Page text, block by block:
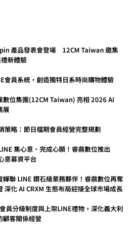
產品發表會登場 12CM Taiwan 邀集
新體驗
會員系統，創造獨特日系時尚購物體驗
數位集團(12CM Taiwan) 亮相 2026 AI
展
策略：節日檔期會員經營完整規劃
集心意、完成心願！睿鼎數位推出
意募資平台
蟬聯 LINE 鑽石級業務夥伴！睿鼎數位再奪
深化 AI CRXM 生態布局迎接全球市場成長
員分級制度與上架LINE禮物，深化義大利
顧客關係經營